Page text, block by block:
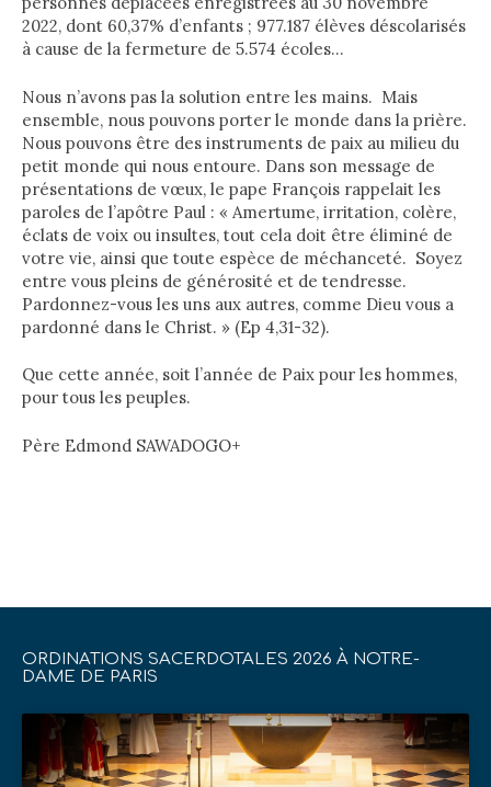
2022, dont 60,37% d’enfants ; 977.187 élèves déscolarisés
à cause de la fermeture de 5.574 écoles…
Nous n’avons pas la solution entre les mains. Mais
ensemble, nous pouvons porter le monde dans la prière.
Nous pouvons être des instruments de paix au milieu du
petit monde qui nous entoure. Dans son message de
présentations de vœux, le pape François rappelait les
paroles de l’apôtre Paul : « Amertume, irritation, colère,
éclats de voix ou insultes, tout cela doit être éliminé de
votre vie, ainsi que toute espèce de méchanceté. Soyez
entre vous pleins de générosité et de tendresse.
Pardonnez-vous les uns aux autres, comme Dieu vous a
pardonné dans le Christ. » (Ep 4,31-32).
Que cette année, soit l’année de Paix pour les hommes,
pour tous les peuples.
Père Edmond SAWADOGO+
ORDINATIONS SACERDOTALES 2026 À NOTRE-
DAME DE PARIS